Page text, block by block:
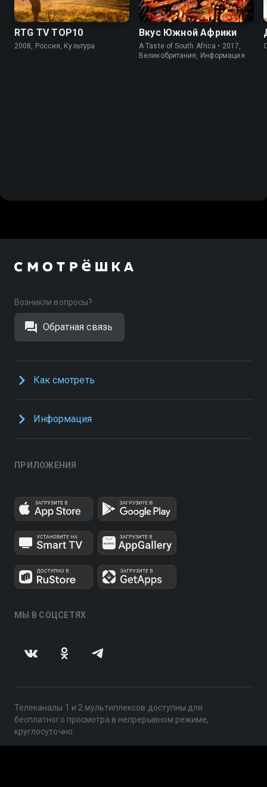
RTG TV TOP10
2008, Россия, Культура
Вкус Южной Африки
A Taste of South Africa • 2017,
Великобритания, Информация
Возникли вопросы?
Обратная связь
Как смотреть
Информация
ПРИЛОЖЕНИЯ
МЫ В СОЦСЕТЯХ
Телеканалы 1 и 2 мультиплексов доступны для
бесплатного просмотра в непрерывном режиме,
круглосуточно.